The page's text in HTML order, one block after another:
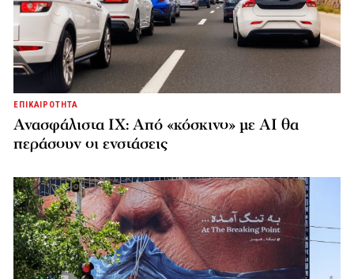
ΕΠΙΚΑΙΡΟΤΗΤΑ
Ανασφάλιστα ΙΧ: Από «κόσκινο» με AI θα
περάσουν οι ενστάσεις